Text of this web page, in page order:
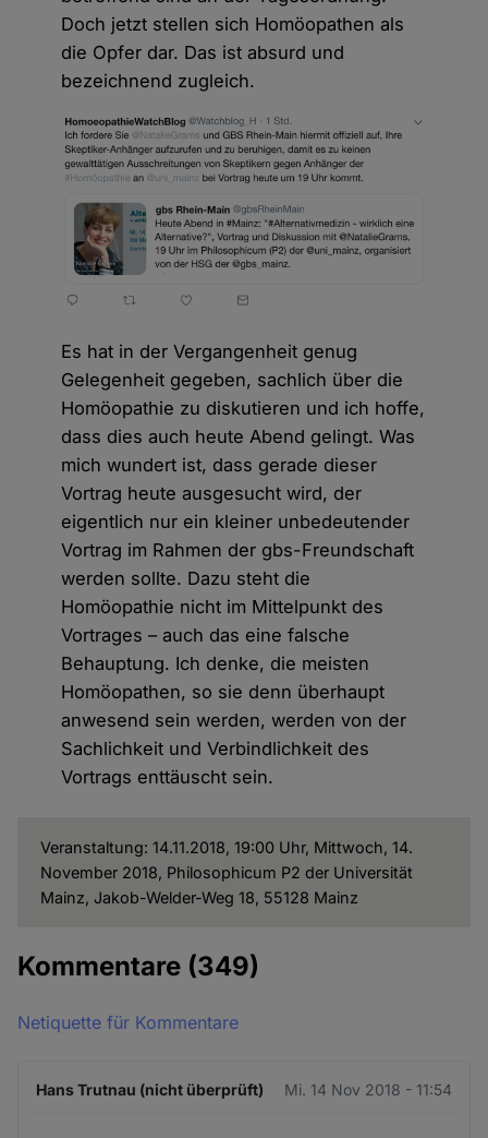
Doch jetzt stellen sich Homöopathen als
die Opfer dar. Das ist absurd und
bezeichnend zugleich.
Es hat in der Vergangenheit genug
Gelegenheit gegeben, sachlich über die
Homöopathie zu diskutieren und ich hoffe,
dass dies auch heute Abend gelingt. Was
mich wundert ist, dass gerade dieser
Vortrag heute ausgesucht wird, der
eigentlich nur ein kleiner unbedeutender
Vortrag im Rahmen der gbs-Freundschaft
werden sollte. Dazu steht die
Homöopathie nicht im Mittelpunkt des
Vortrages – auch das eine falsche
Behauptung. Ich denke, die meisten
Homöopathen, so sie denn überhaupt
anwesend sein werden, werden von der
Sachlichkeit und Verbindlichkeit des
Vortrags enttäuscht sein.
Veranstaltung: 14.11.2018, 19:00 Uhr, Mittwoch, 14.
November 2018, Philosophicum P2 der Universität
Mainz, Jakob-Welder-Weg 18, 55128 Mainz
Kommentare (349)
Netiquette für Kommentare
Hans Trutnau (nicht überprüft) Mi. 14 Nov 2018 - 11:54